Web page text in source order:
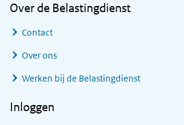
Over de Belastingdienst
Contact
Over ons
Werken bij de Belastingdienst
Inloggen